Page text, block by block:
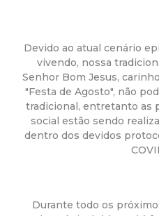
i
c
i
p
Devido ao atual cenário
vivendo, nossa
Senhor Bom Jesus,
"Festa de Agosto", não
tradicional, entretanto as
social estão sendo
dentro dos devidos
Durante todo os